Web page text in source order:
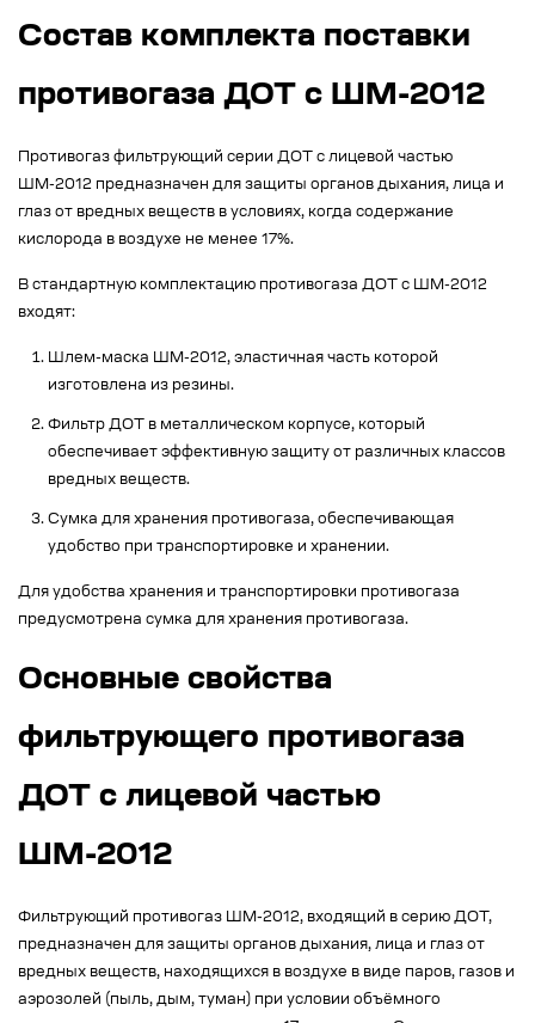
Состав комплекта поставки
противогаза ДОТ с ШМ-2012
Противогаз фильтрующий серии ДОТ с лицевой частью
ШМ-2012 предназначен для защиты органов дыхания, лица и
глаз от вредных веществ в условиях, когда содержание
кислорода в воздухе не менее 17%.
В стандартную комплектацию противогаза ДОТ с ШМ-2012
входят:
Шлем-маска ШМ-2012, эластичная часть которой
изготовлена из резины.
Фильтр ДОТ в металлическом корпусе, который
обеспечивает эффективную защиту от различных классов
вредных веществ.
Сумка для хранения противогаза, обеспечивающая
удобство при транспортировке и хранении.
Для удобства хранения и транспортировки противогаза
предусмотрена сумка для хранения противогаза.
Основные свойства
фильтрующего противогаза
ДОТ с лицевой частью
ШМ-2012
Фильтрующий противогаз ШМ-2012, входящий в серию ДОТ,
предназначен для защиты органов дыхания, лица и глаз от
вредных веществ, находящихся в воздухе в виде паров, газов и
аэрозолей (пыль, дым, туман) при условии объёмного